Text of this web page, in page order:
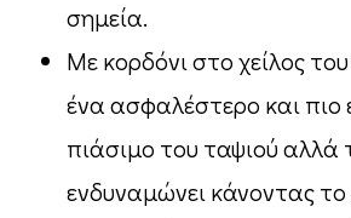
σημεία.
Με κορδόνι στο χείλος
ένα ασφαλέστερο και πιο
πιάσιμο του ταψιού αλλά
ενδυναμώνει κάνοντας το